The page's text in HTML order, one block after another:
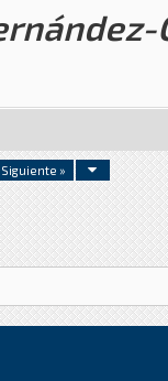
Siguiente »